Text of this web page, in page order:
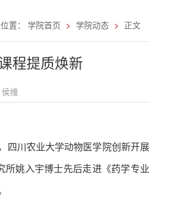
置： 学院首页 学院动态 正文
程提质焕新
维
四川农业大学动物医学院创新开展
所姚入宇博士先后走进《药学专业